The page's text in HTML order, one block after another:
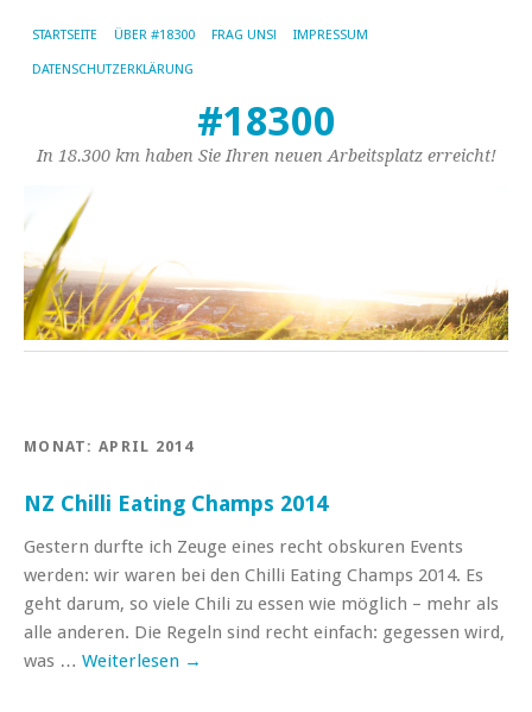
STARTSEITE ÜBER #18300 FRAG UNS! IMPRESSUM
DATENSCHUTZERKLÄRUNG
#18300
In 18.300 km haben Sie Ihren neuen Arbeitsplatz erreicht!
MONAT: APRIL 2014
NZ Chilli Eating Champs 2014
Gestern durfte ich Zeuge eines recht obskuren Events
werden: wir waren bei den Chilli Eating Champs 2014. Es
geht darum, so viele Chili zu essen wie möglich – mehr als
alle anderen. Die Regeln sind recht einfach: gegessen wird,
was … Weiterlesen →